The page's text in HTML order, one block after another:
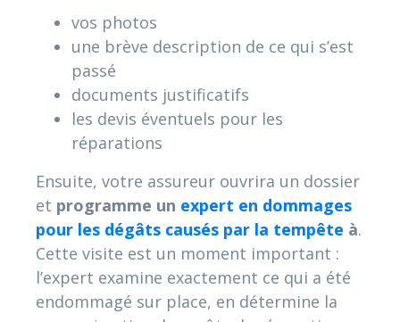
vos photos
une brève description de ce qui s’est
passé
documents justificatifs
les devis éventuels pour les
réparations
Ensuite, votre assureur ouvrira un dossier
et programme un expert en dommages
pour les dégâts causés par la tempête à.
Cette visite est un moment important :
l’expert examine exactement ce qui a été
endommagé sur place, en détermine la